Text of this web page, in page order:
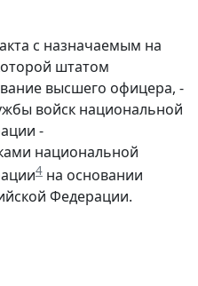
с назначаемым на
штатом
высшего офицера, -
войск национальной
-
национальной
4 на основании
Федерации.